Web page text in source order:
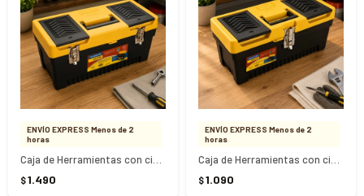
ENVÍO EXPRESS Menos de 2
horas
$1.490
ENVÍO EXPRESS Menos de 2
horas
$1.090